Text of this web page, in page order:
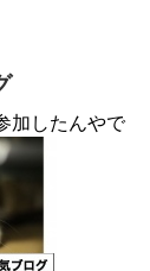
加したんやで